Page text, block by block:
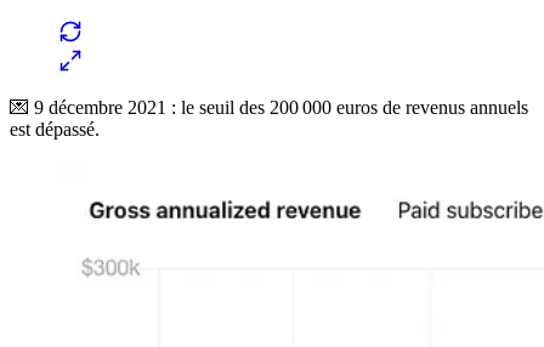
💌 9 décembre 2021 : le seuil des 200 000 euros de revenus annuels
est dépassé.